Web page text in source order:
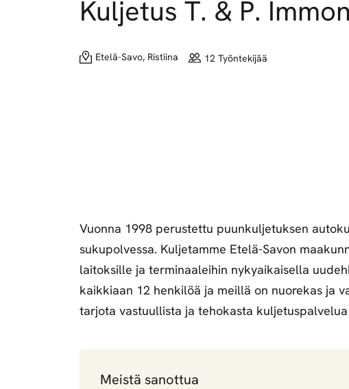
Kuljetus T. & P.
Etelä-Savo, Ristiina 12 Työntekijää
Vuonna 1998 perustettu puunkuljetuksen
sukupolvessa. Kuljetamme Etelä-Savon
laitoksille ja terminaaleihin nykyaikaisella
kaikkiaan 12 henkilöä ja meillä on nuorekas ja
tarjota vastuullista ja tehokasta
Meistä sanottua